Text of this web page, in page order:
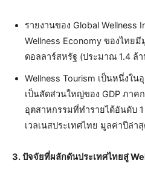
รายงานของ Global Wellness
Wellness Economy ของไทย
ดอลลาร์สหรัฐ (ประมาณ 1.4 ล้
Wellness Tourism เป็นหนึ่งใ
เป็นสัดส่วนใหญ่ของ GDP ภาค
อุตสาหกรรมที่ทำรายได้อันดับ
เวลเนสประเทศไทย มูลค่าปีล่า
3. ปัจจัยที่ผลักดันประเทศไทยสู่